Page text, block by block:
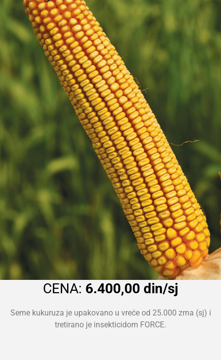
CENA: 6.400,00 din/sj
Seme kukuruza je upakovano u vreće od 25.000 zrna (sj) i
tretirano je insekticidom FORCE.